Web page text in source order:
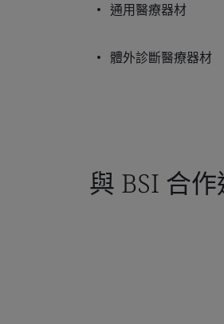
通用醫療器材
體外診斷醫療器材
與 BSI 合